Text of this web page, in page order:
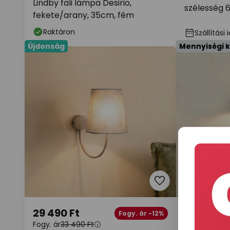
Lindby fali lámpa Desirio,
fekete/arany, 35cm, fém
Raktáron
szélesség
Szállítási
Újdonság
29 490 Ft Fogy. ár -12%
Fogy. ár33 490 Ft
Mennyiségi
12 490 Ft